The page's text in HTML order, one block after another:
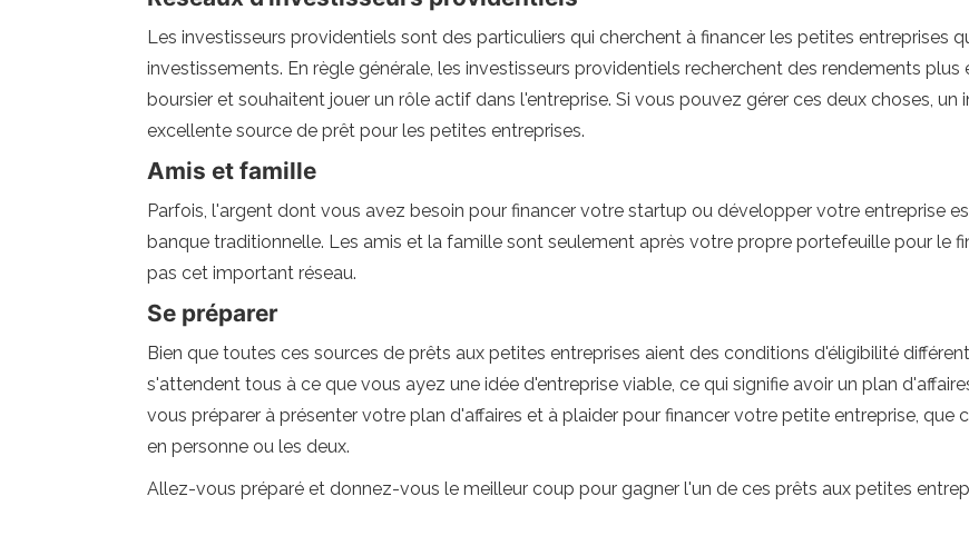
Les investisseurs providentiels sont des particuliers qui cherchent à financer les petites entreprises
investissements. En règle générale, les investisseurs providentiels recherchent des rendements
boursier et souhaitent jouer un rôle actif dans l'entreprise. Si vous pouvez gérer ces deux choses,
excellente source de prêt pour les petites entreprises.
Amis et famille
Parfois, l'argent dont vous avez besoin pour financer votre startup ou développer votre entreprise
banque traditionnelle. Les amis et la famille sont seulement après votre propre portefeuille pour le
pas cet important réseau.
Se préparer
Bien que toutes ces sources de prêts aux petites entreprises aient des conditions d'éligibilité
s'attendent tous à ce que vous ayez une idée d'entreprise viable, ce qui signifie avoir un plan
vous préparer à présenter votre plan d'affaires et à plaider pour financer votre petite entreprise, que
en personne ou les deux.
Allez-vous préparé et donnez-vous le meilleur coup pour gagner l'un de ces prêts aux petites